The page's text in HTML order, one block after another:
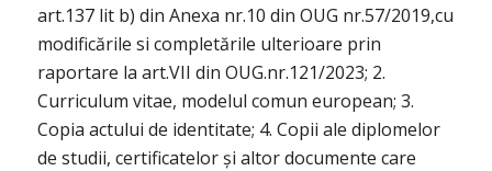
art.137 lit b) din Anexa nr.10 din OUG nr.57/2019,cu
modificările si completările ulterioare prin
raportare la art.VII din OUG.nr.121/2023; 2.
Curriculum vitae, modelul comun european; 3.
Copia actului de identitate; 4. Copii ale diplomelor
de studii, certificatelor și altor documente care